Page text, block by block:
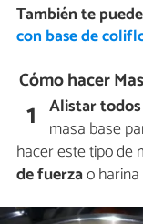
También te
con base de
Cómo hacer
1 Alistar
masa base
hacer este tipo de
de fuerzao